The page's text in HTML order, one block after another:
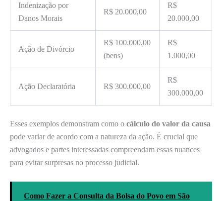
Indenização por
Danos Morais
R$ 20.000,00
R$
20.000,00
Ação de Divórcio
R$ 100.000,00
(bens)
R$
1.000,00
Ação Declaratória R$ 300.000,00
R$
300.000,00
Esses exemplos demonstram como o cálculo do valor da causa
pode variar de acordo com a natureza da ação. É crucial que
advogados e partes interessadas compreendam essas nuances
para evitar surpresas no processo judicial.
Como Fazer a Consulta da Bolsa do Povo em São